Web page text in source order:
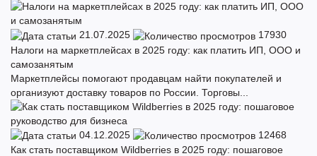
21.07.2025
17930
Налоги на маркетплейсах в 2025 году: как платить ИП, ООО и
самозанятым
Маркетплейсы помогают продавцам найти покупателей и
организуют доставку товаров по России. Торговы...
04.12.2025
12468
Как стать поставщиком Wildberries в 2025 году: пошаговое